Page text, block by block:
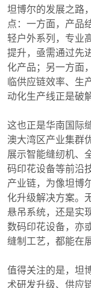
坦博尔的发展之路
点：一方面，产品
轻户外系列，专业
提升，亟需通过先
化产品；另一方面
临供应链效率、生
动化生产线正是破
这也正是华南国际
澳大湾区产业集群
展示智能缝纫机、
码印花设备等前沿
产业链，为像坦博
化升级解决方案。
悬吊系统，还是实
数码印花设备，亦
缝制工艺，都能在
值得关注的是，坦
术研发升级、供应